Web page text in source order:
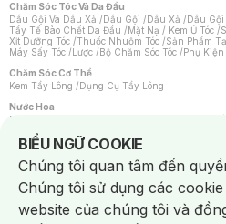
Chăm Sóc Tóc Và Da Đầu
Dầu Gội Và Dầu Xả /Dầu Gội /Dầu Xả /Dầu Gội
Tẩy Tế Bào Chết Da Đầu /Mặt Nạ / Kem Ủ Tóc /
Xịt Dưỡng Tóc /Thuốc Nhuộm Tóc /Sản Phẩm
Máy Sấy Tóc /Lược /Bộ Chăm Sóc Tóc /Phụ Kiện
Chăm Sóc Cơ Thể
Kem Tẩy Lông /Dụng Cụ Tẩy Lông
Nước Hoa
Nước Hoa Nữ
Chăm Sóc Cá Nhân
Chống Muỗi /Khẩu Trang /Máy Massage/Mặt
Sản Phẩm Chăm Sóc Khác /Bàn Chải Đánh
Hỗ Trợ Trắng Răng/Kem Đánh Răng /Máy Tăm
Tăm / Chỉ Nha Khoa/ Xịt Thơm Miệng / Dung
Khăn Ướt Vệ Sinh Vùng Kín/Băng Vệ Sinh/
Máy Cạo Râu
BIỂU NGỮ COOKIE
Notice about cookies usage
Chúng tôi quan tâm đến
Chúng tôi sử dụng các
website của chúng tôi và